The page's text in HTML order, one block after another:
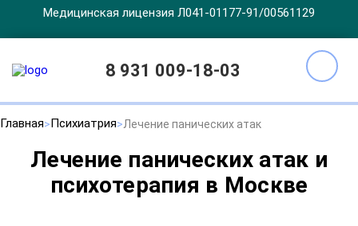
Медицинская лицензия Л041-01177-91/00561129
8 931 009-18-03
Главная Психиатрия Лечение панических атак
Лечение панических атак и
психотерапия в Москве